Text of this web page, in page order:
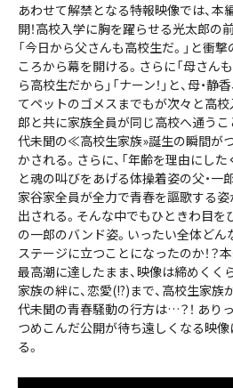
あわせて解禁となる特報映像では、本
開！高校入学に胸を躍らせる光太郎の
「今日から父さんも高校生だ。」と衝
ころから幕を開ける。さらに「母さんも
ら高校生だから」「ナーン！」と、母・静
てペットのゴメスまでもが次々と高校
郎と共に家族全員が同じ高校へ通うこ
代未聞の≪高校生家族»誕生の瞬間が
かされる。さらに、「年齢を理由にしたく
と魂の叫びをあげる体操着姿の父・一
家谷家全員が全力で青春を謳歌する姿
出される。そんな中でもひときわ目を
の一郎のバンド姿。いったい全体どん
ステージに立つことになったのか！？
最高潮に達したまま、映像は締めくく
家族の絆に、恋愛(!?)まで、高校生家族
代未聞の青春騒動の行方は…？！ あり
つめこんだ公開が待ち遠しくなる映
る。